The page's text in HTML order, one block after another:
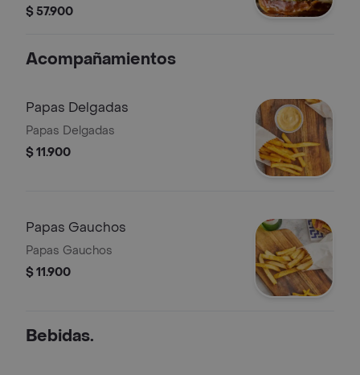
caramelizada, tocineta, pepinillos y
$ 57.900
Acompañamientos
Papas Delgadas
Papas Delgadas
$ 11.900
Papas Gauchos
Papas Gauchos
$ 11.900
Bebidas.